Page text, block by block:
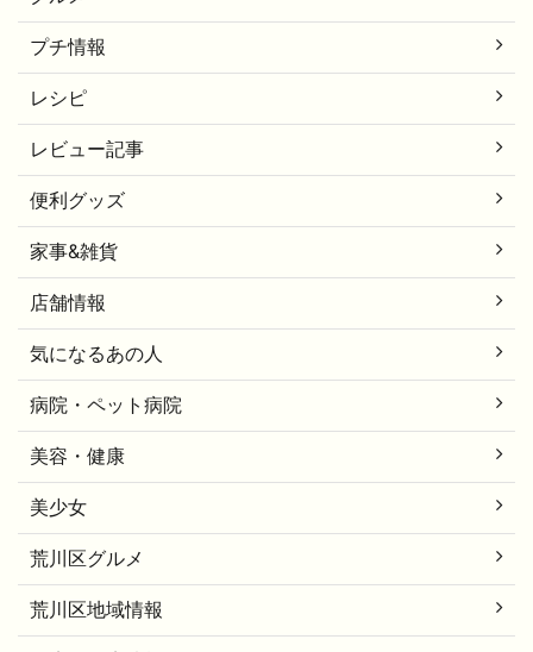
プチ情報
レシピ
レビュー記事
便利グッズ
家事&雑貨
店舗情報
気になるあの人
病院・ペット病院
美容・健康
美少女
荒川区グルメ
荒川区地域情報